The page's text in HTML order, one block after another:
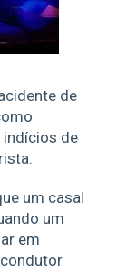
de
de
um casal
um
em